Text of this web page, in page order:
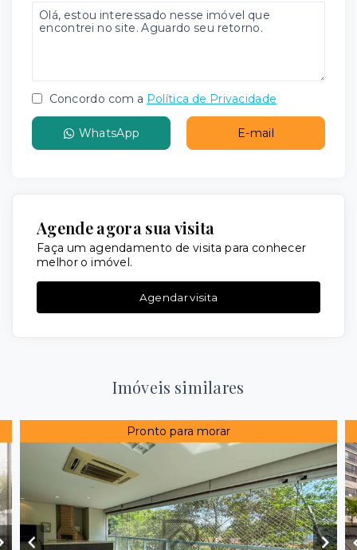
Concordo com a Política de Privacidade
WhatsApp E-mail
Agende agora sua visita
Faça um agendamento de visita para conhecer
melhor o imóvel.
Agendar visita
Imóveis similares
Pronto para morar